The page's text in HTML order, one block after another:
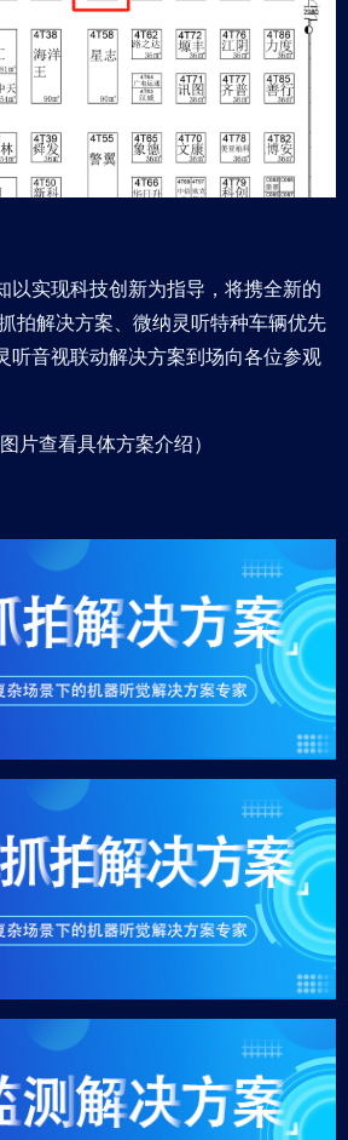
以实现科技创新为指导，将携全新的
拍解决方案、微纳灵听特种车辆优先
听音视联动解决方案到场向各位参观
图片查看具体方案介绍）